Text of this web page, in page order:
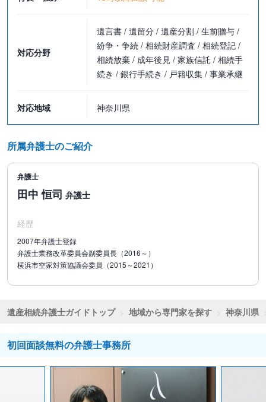
対応分野
遺言書 / 遺留分 / 遺産分割 / 生前贈与 /
紛争・争続 / 相続財産調査 / 相続登記 /
相続放棄 / 成年後見 / 家族信託 / 相続手
続き / 銀行手続き / 戸籍収集 / 事業承継
対応地域 神奈川県
所属弁護士のご紹介
弁護士
田中 恒司 弁護士
経歴
2007年弁護士登録
弁護士業務改革委員会副委員長（2016～）
横浜市空家対策協議会委員（2015～2021）
遺産相続弁護士ガイドトップ 地域から専門家を探す 神奈川県
初回面談無料の弁護士事務所